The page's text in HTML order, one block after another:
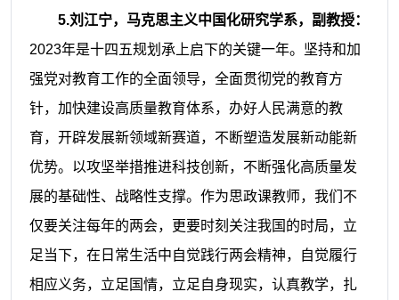
5.刘江宁，马克思主义中国化研究学系，副教授：
2023年是十四五规划承上启下的关键一年。坚持和加
强党对教育工作的全面领导，全面贯彻党的教育方
针，加快建设高质量教育体系，办好人民满意的教
育，开辟发展新领域新赛道，不断塑造发展新动能新
优势。以攻坚举措推进科技创新，不断强化高质量发
展的基础性、战略性支撑。作为思政课教师，我们不
仅要关注每年的两会，更要时刻关注我国的时局，立
足当下，在日常生活中自觉践行两会精神，自觉履行
相应义务，立足国情，立足自身现实，认真教学，扎